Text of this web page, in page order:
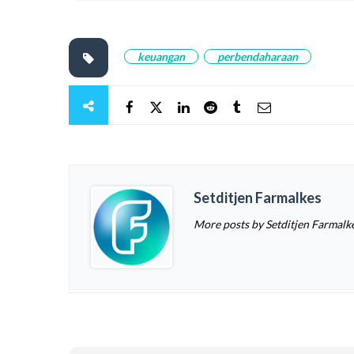
keuangan perbendaharaan
Setditjen Farmalkes
More posts by Setditjen